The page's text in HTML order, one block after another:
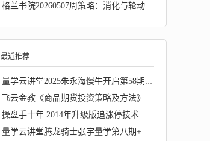
格兰书院20260507周策略：消化与轮动 1视频
最近推荐
量学云讲堂2025朱永海慢牛开启第58期视频课程...
飞云金教《商品期货投资策略及方法》
操盘手十年 2014年升级版追涨停技术
量学云讲堂腾龙骑士张宇量学第八期+张宇段位课...